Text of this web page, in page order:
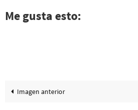
Me gusta esto:
Imagen anterior